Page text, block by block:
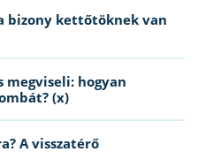
bizony kettőtöknek van
megviseli: hogyan
(x)
A visszatérő